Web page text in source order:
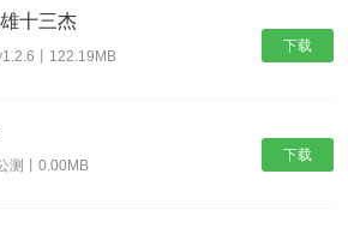
下载
十三杰
丨122.19MB
下载
测丨0.00MB